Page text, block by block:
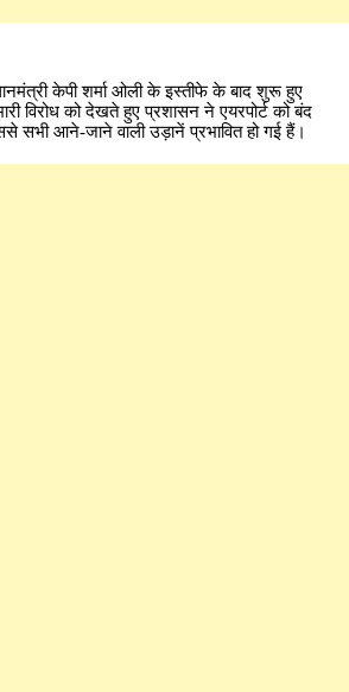
केपी शर्मा ओली के इस्तीफे के बाद शुरू हुए
विरोध को देखते हुए प्रशासन ने एयरपोर्ट को बंद
सभी आने-जाने वाली उड़ानें प्रभावित हो गई हैं।